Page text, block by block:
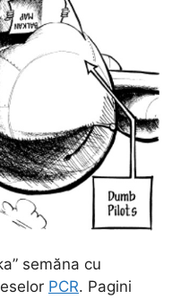
semăna cu
PCR. Pagini